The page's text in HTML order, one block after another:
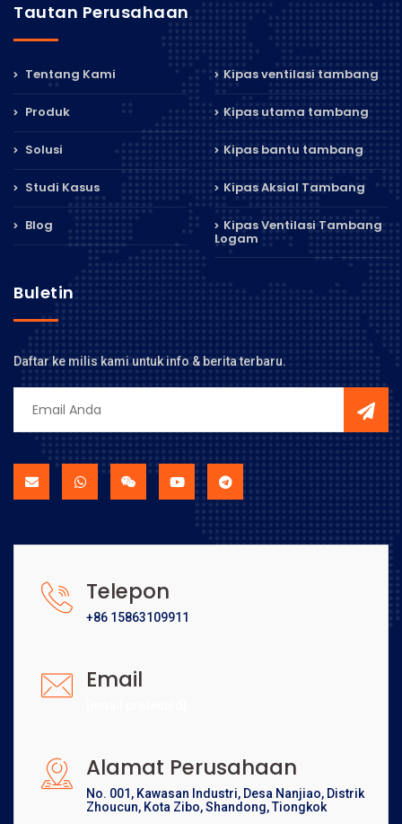
Tautan Perusahaan
Tentang Kami
Produk
Solusi
Studi Kasus
Blog
Kipas ventilasi tambang
Kipas utama tambang
Kipas bantu tambang
Kipas Aksial Tambang
Kipas Ventilasi Tambang
Logam
Buletin
Daftar ke milis kami untuk info & berita terbaru.
Telepon
+86 15863109911
Email
Alamat Perusahaan
No. 001, Kawasan Industri, Desa Nanjiao, Distrik
Zhoucun, Kota Zibo, Shandong, Tiongkok